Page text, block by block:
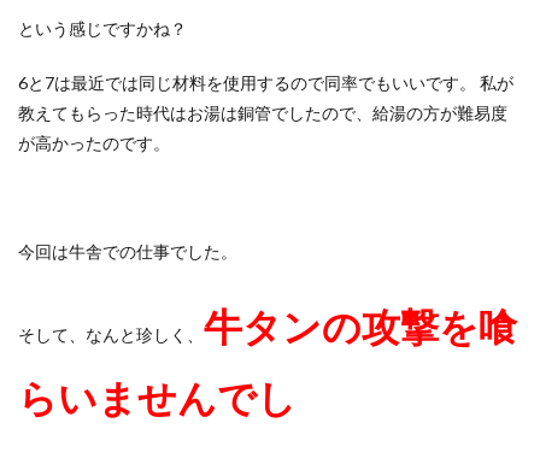
という感じですかね？
6と7は最近では同じ材料を使用するので同率でもいいです。 私が
教えてもらった時代はお湯は銅管でしたので、給湯の方が難易度
が高かったのです。
今回は牛舎での仕事でした。
そして、なんと珍しく、 牛タンの攻撃を喰
らいませんでし